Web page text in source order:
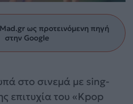
ως προτεινόμενη πηγή
στην Google
στο σινεμά με sing-
επιτυχία του «Kpop